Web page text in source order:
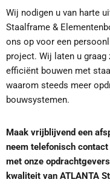
Wij nodigen u van harte
Staalframe &
ons op voor een
project. Wij laten u graag
efficiënt bouwen met
waarom steeds meer
bouwsystemen.
Maak vrijblijvend een
neem telefonisch
met onze
kwaliteit van ATLANTA